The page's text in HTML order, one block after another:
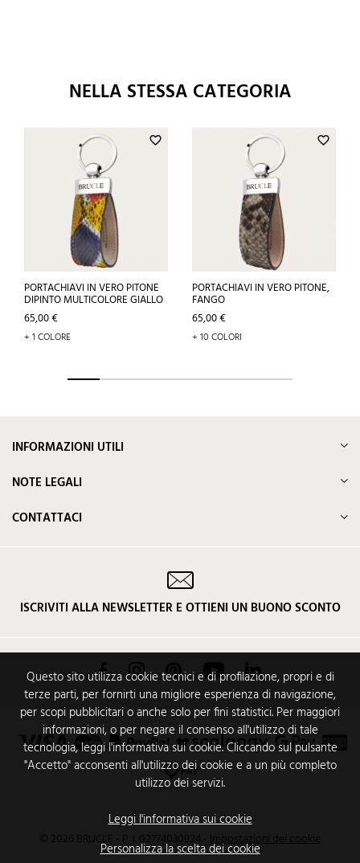
NELLA STESSA CATEGORIA
favorite_border
PORTACHIAVI IN VERO PITONE
DIPINTO MULTICOLORE GIALLO
Prezzo
65,00 €
+ 1 COLORE
favorite_border
PORTACHIAVI IN VERO PITONE,
FANGO
Prezzo
65,00 €
+ 10 COLORI
Questo sito utilizza cookie tecnici e di profilazione, propri e di
terze parti, per fornirti una migliore esperienza di navigazione,
per scopi pubblicitari o anche solo per fini statistici. Per maggiori
informazioni, o per negare il consenso all'utilizzo di tale
tecnologia, leggi l'informativa sui cookie. Cliccando sul pulsante
"Accetto" acconsenti all'utilizzo dei cookie e a un più completo
utilizzo dei servizi.
Leggi l'informativa sui cookie
Personalizza la scelta dei cookie
INFORMAZIONI UTILI
NOTE LEGALI
CONTATTACI
ISCRIVITI ALLA NEWSLETTER E OTTIENI UN BUONO SCONTO
FacebookInstagramPinterest YouTube
© 2026 BRUCLE - P. I. 02774030924 Impostazioni dei cookie